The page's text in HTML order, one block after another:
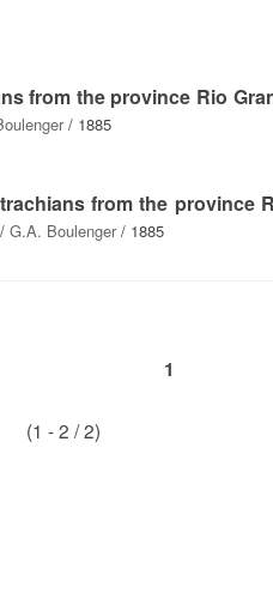
from the province Rio
/ 1885
from the province
/ G.A. Boulenger/ 1885
1
(1 - 2 / 2)